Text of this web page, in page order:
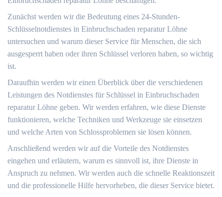
Zunächst werden wir die Bedeutung eines 24-Stunden-
Schlüsselnotdienstes in Einbruchschaden reparatur Löhne
untersuchen und warum dieser Service für Menschen, die sich
ausgesperrt haben oder ihren Schlüssel verloren haben, so wichtig
ist.​
Daraufhin werden wir einen Überblick über die verschiedenen
Leistungen des Notdienstes für Schlüssel in Einbruchschaden
reparatur Löhne geben. Wir werden erfahren, wie diese Dienste
funktionieren, welche Techniken und Werkzeuge sie einsetzen
und welche Arten von Schlossproblemen sie lösen können.​
Anschließend werden wir auf die Vorteile des Notdienstes
eingehen und erläutern, warum es sinnvoll ist, ihre Dienste in
Anspruch zu nehmen. Wir werden auch die schnelle Reaktionszeit
und die professionelle Hilfe hervorheben, die dieser Service bietet.​